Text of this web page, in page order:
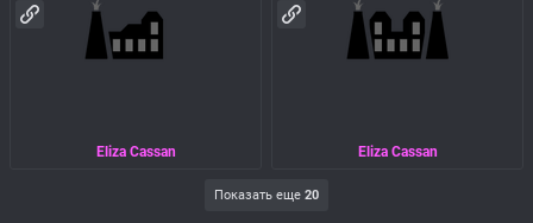
Eliza Cassan Eliza Cassan
Показать еще 20